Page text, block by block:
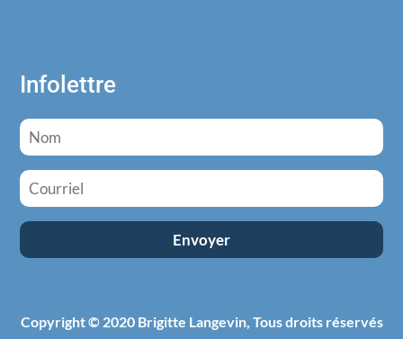
Infolettre
Copyright © 2020 Brigitte Langevin, Tous droits réservés